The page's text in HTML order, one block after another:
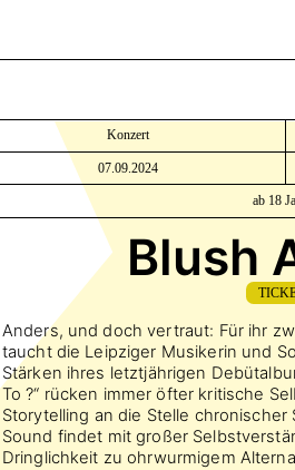
Konzert
07.09.2024
ab 18
Blush
Anders, und doch vertraut: Für ihr
taucht die Leipziger Musikerin und
Stärken ihres letztjährigen
To ?“ rücken immer öfter kritische
Storytelling an die Stelle
Sound findet mit großer
Dringlichkeit zu ohrwurmigem